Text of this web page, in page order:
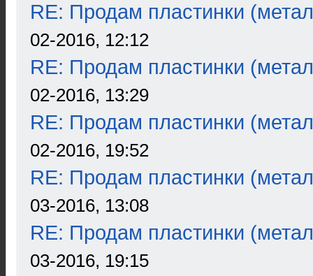
RE: Продам пластинки
02-2016, 12:12
RE: Продам пластинки
02-2016, 13:29
RE: Продам пластинки
02-2016, 19:52
RE: Продам пластинки
03-2016, 13:08
RE: Продам пластинки
03-2016, 19:15